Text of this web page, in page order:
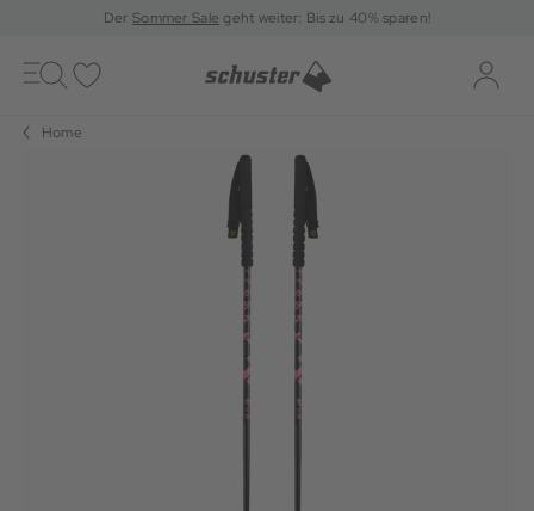
DerSommer Sale geht weiter: Bis zu 40% sparen!
Toggle
navigation
Home